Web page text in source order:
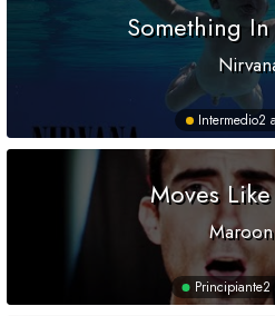
Something
Intermedio2
Moves
Principiante2